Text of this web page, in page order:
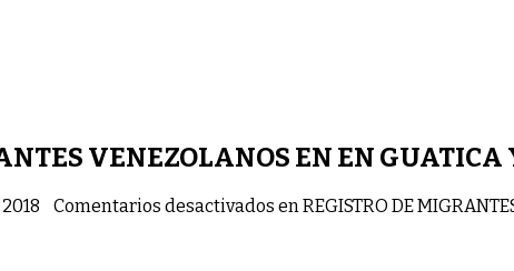
VENEZOLANOS EN EN
Comentarios desactivados en REGISTRO DE